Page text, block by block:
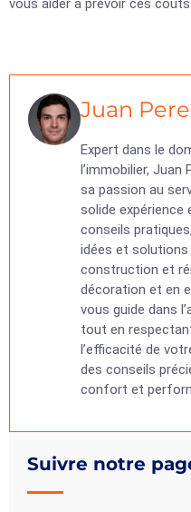
Suivre notre
vous aider à prévoir ces
Juan
Expert dans le
l’immobilier,
sa passion au
solide expérience
conseils
idées et
construction et
décoration et en
vous guide dans
tout en
l’efficacité de
des conseils
confort et